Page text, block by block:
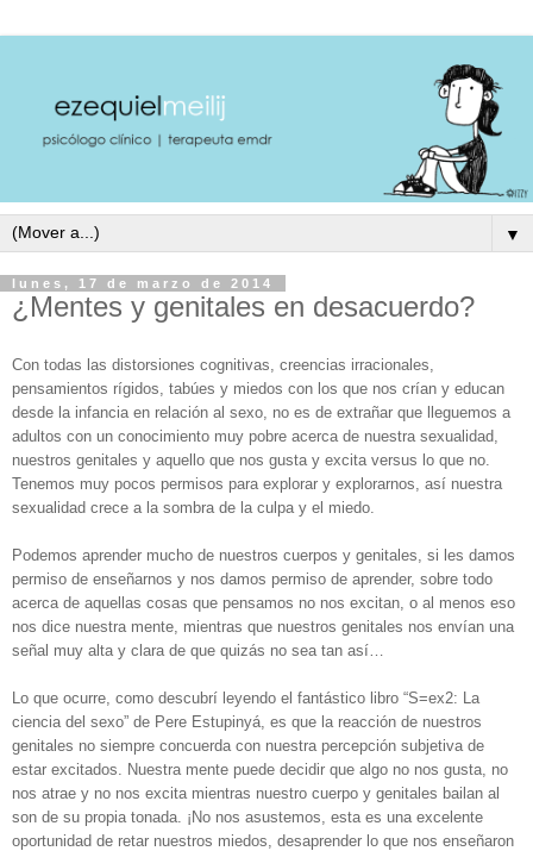
▼
lunes, 17 de marzo de 2014
¿Mentes y genitales en desacuerdo?
Con todas las distorsiones cognitivas, creencias irracionales,
pensamientos rígidos, tabúes y miedos con los que nos crían y educan
desde la infancia en relación al sexo, no es de extrañar que lleguemos a
adultos con un conocimiento muy pobre acerca de nuestra sexualidad,
nuestros genitales y aquello que nos gusta y excita versus lo que no.
Tenemos muy pocos permisos para explorar y explorarnos, así nuestra
sexualidad crece a la sombra de la culpa y el miedo.
Podemos aprender mucho de nuestros cuerpos y genitales, si les damos
permiso de enseñarnos y nos damos permiso de aprender, sobre todo
acerca de aquellas cosas que pensamos no nos excitan, o al menos eso
nos dice nuestra mente, mientras que nuestros genitales nos envían una
señal muy alta y clara de que quizás no sea tan así…
Lo que ocurre, como descubrí leyendo el fantástico libro “S=ex2: La
ciencia del sexo” de Pere Estupinyá, es que la reacción de nuestros
genitales no siempre concuerda con nuestra percepción subjetiva de
estar excitados. Nuestra mente puede decidir que algo no nos gusta, no
nos atrae y no nos excita mientras nuestro cuerpo y genitales bailan al
son de su propia tonada. ¡No nos asustemos, esta es una excelente
oportunidad de retar nuestros miedos, desaprender lo que nos enseñaron